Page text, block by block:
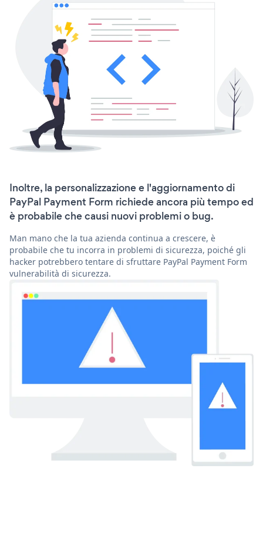
Inoltre, la personalizzazione e l'aggiornamento di
PayPal Payment Form richiede ancora più tempo ed
è probabile che causi nuovi problemi o bug.
Man mano che la tua azienda continua a crescere, è
probabile che tu incorra in problemi di sicurezza, poiché gli
hacker potrebbero tentare di sfruttare PayPal Payment Form
vulnerabilità di sicurezza.